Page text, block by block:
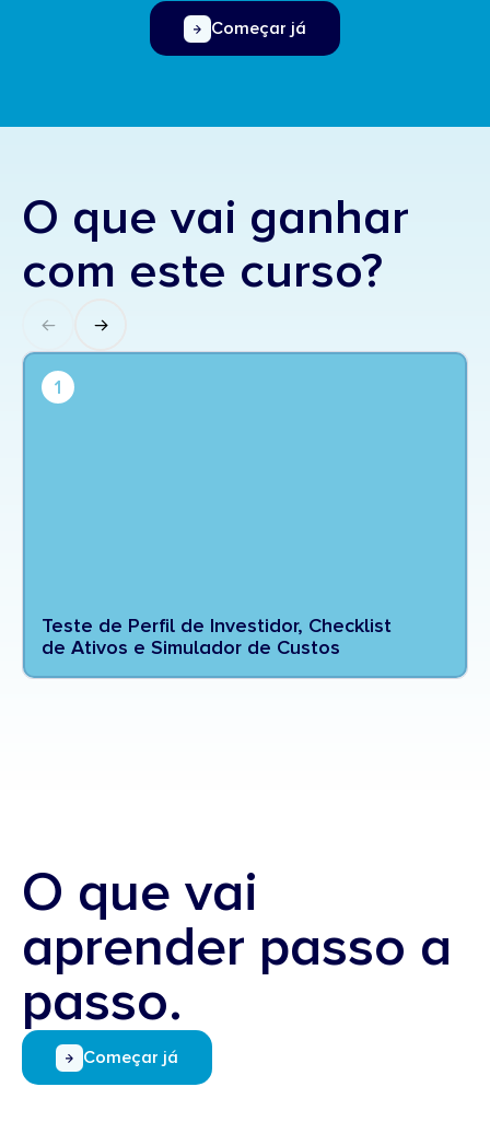
Começar já
O que vai ganhar
com este curso?
1
Teste de Perfil de Investidor, Checklist
de Ativos e Simulador de Custos
O que vai
aprender passo a
passo.
Começar já